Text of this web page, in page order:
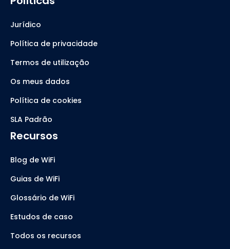
Jurídico
Política de privacidade
Termos de utilização
Os meus dados
Política de cookies
SLA Padrão
Recursos
Blog de WiFi
Guias de WiFi
Glossário de WiFi
Estudos de caso
Todos os recursos